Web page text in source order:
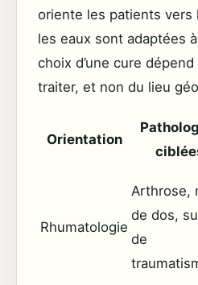
oriente les patients vers
les eaux sont adaptées
choix d’une cure
traiter, et non du lieu
Orientation
Rhumatologie
Arthrose,
de dos,
de